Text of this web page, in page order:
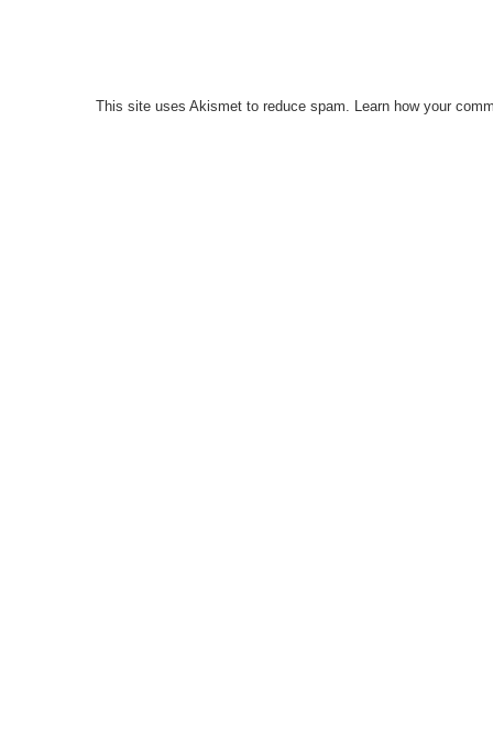
This site uses Akismet to reduce spam. Learn how your